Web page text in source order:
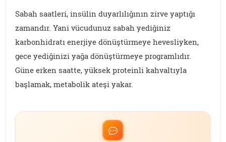
Sabah saatleri, insülin duyarlılığının zirve yaptığı
zamandır. Yani vücudunuz sabah yediğiniz
karbonhidratı enerjiye dönüştürmeye hevesliyken,
gece yediğinizi yağa dönüştürmeye programlıdır.
Güne erken saatte, yüksek proteinli kahvaltıyla
başlamak, metabolik ateşi yakar.